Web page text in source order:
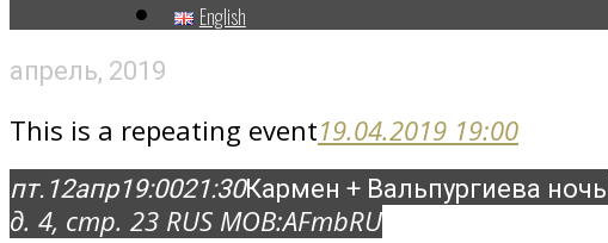
English
апрель, 2019
This is a repeating event19.04.2019 19:00
пт. 12апр19:0021:30Кармен + Вальпургиева ночь
д. 4, стр. 23 RUS MOB:AFmbRU